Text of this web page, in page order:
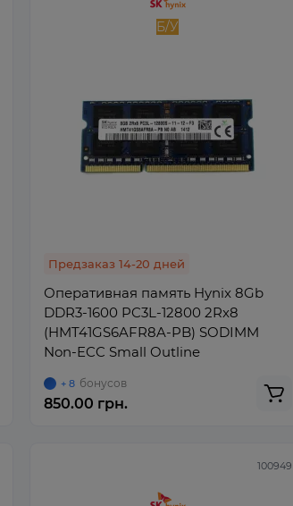
Б/У
Предзаказ 14-20 дней
Оперативная память Hynix 8Gb
DDR3-1600 PC3L-12800 2Rx8
(HMT41GS6AFR8A-PB) SODIMM
Non-ECC Small Outline
+ 8 бонусов
850.00 грн.
100949